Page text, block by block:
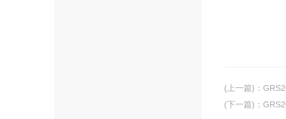
(上一篇) ：
(下一篇) ：